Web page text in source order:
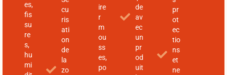
es,
fis
su
re
s,
hu
mi
cu
ris
ati
on
de
la
zo
ire
r
m
ou
ss
es,
po
de
av
ec
un
pr
od
uit
pr
ot
ec
tio
ns
et
ne